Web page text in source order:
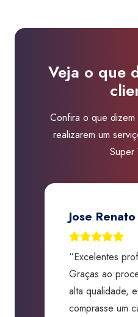
Visão
Veja o que
Confira o que
realizarem um
Super
Jose
“Excelentes
Graças ao
alta qualidade,
comprasse um